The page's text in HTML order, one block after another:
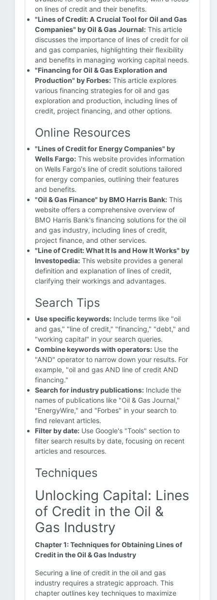
on lines of credit and their benefits.
"Lines of Credit: A Crucial Tool for Oil and Gas
Companies" by Oil & Gas Journal: This article
discusses the importance of lines of credit for oil
and gas companies, highlighting their flexibility
and benefits in managing working capital needs.
"Financing for Oil & Gas Exploration and
Production" by Forbes: This article explores
various financing strategies for oil and gas
exploration and production, including lines of
credit, project financing, and other options.
Online Resources
"Lines of Credit for Energy Companies" by
Wells Fargo: This website provides information
on Wells Fargo's line of credit solutions tailored
for energy companies, outlining their features
and benefits.
"Oil & Gas Finance" by BMO Harris Bank: This
website offers a comprehensive overview of
BMO Harris Bank's financing solutions for the oil
and gas industry, including lines of credit,
project finance, and other services.
"Line of Credit: What It Is and How It Works" by
Investopedia: This website provides a general
definition and explanation of lines of credit,
clarifying their workings and advantages.
Search Tips
Use specific keywords: Include terms like "oil
and gas," "line of credit," "financing," "debt," and
"working capital" in your search queries.
Combine keywords with operators: Use the
"AND" operator to narrow down your results. For
example, "oil and gas AND line of credit AND
financing."
Search for industry publications: Include the
names of publications like "Oil & Gas Journal,"
"EnergyWire," and "Forbes" in your search to
find relevant articles.
Filter by date: Use Google's "Tools" section to
filter search results by date, focusing on recent
articles and resources.
Techniques
Unlocking Capital: Lines
of Credit in the Oil &
Gas Industry
Chapter 1: Techniques for Obtaining Lines of
Credit in the Oil & Gas Industry
Securing a line of credit in the oil and gas
industry requires a strategic approach. This
chapter outlines key techniques to maximize